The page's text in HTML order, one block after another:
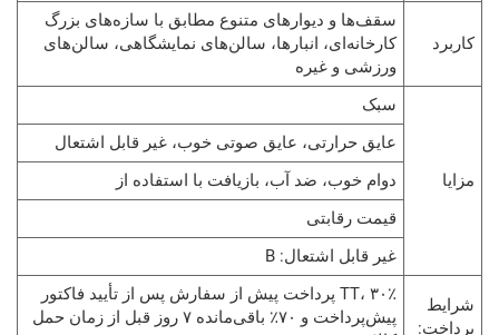
سقف‌ها و دیوارهای متنوع مطابق با سازه‌های بزرگ
کارخانه‌ای، انبارها، سالن‌های نمایشگاهی، سالن‌های
ورزشی و غیره
عایق حرارتی، عایق صوتی خوب، غیر قابل اشتعال
دوام خوب، ضد آب، بازیافت با استفاده از
قیمت رقابتی
غیر قابل اشتعال: B
TT، ۳۰٪ پرداخت پیش از سفارش پس از تأیید فاکتور
پیش‌پرداخت و ۷۰٪ باقی‌مانده ۷ روز قبل از زمان حمل